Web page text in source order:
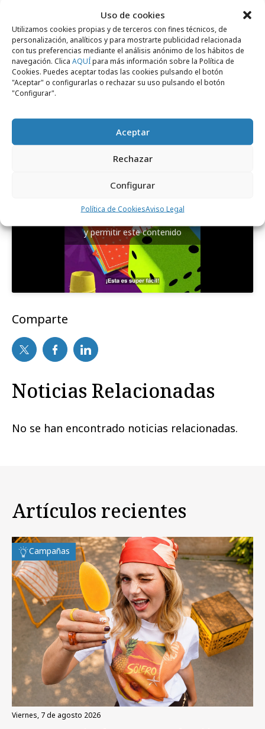
Uso de cookies
Utilizamos cookies propias y de terceros con fines técnicos, de
personalización, analíticos y para mostrarte publicidad relacionada
con tus preferencias mediante el análisis anónimo de los hábitos de
navegación. Clica AQUÍpara más información sobre la Política de
Cookies. Puedes aceptar todas las cookies pulsando el botón
"Aceptar" o configurarlas o rechazar su uso pulsando el botón
"Configurar".
Aceptar
Rechazar
Configurar
Política de CookiesAviso Legal
de la inflación, los niños, niñas y adolescentes -
que en nuestro país constituyen el 18% de la
población- son uno de los colectivos que
afronta más desafíos. Por ello, es fundamental
que las decisiones que se tomen ahora sirvan
para salvar, proteger e impulsar a la infancia
hoy y en el futuro.
y permitir este contenido
Comparte
Noticias Relacionadas
No se han encontrado noticias relacionadas.
Artículos recientes
Campañas
viernes, 7 de agosto 2026